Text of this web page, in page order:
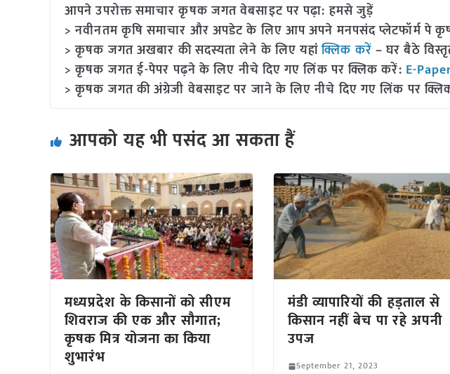
आपने उपरोक्त समाचार कृषक जगत वेबसाइट पर पढ़ा: हमसे जुड़ें
> नवीनतम कृषि समाचार और अपडेट के लिए आप अपने मनपसंद प्लेटफॉर्म पे
> कृषक जगत अखबार की सदस्यता लेने के लिए यहांक्लिक करें – घर बैठे
> कृषक जगत ई-पेपर पढ़ने के लिए नीचे दिए गए लिंक पर क्लिक करें: E-
> कृषक जगत की अंग्रेजी वेबसाइट पर जाने के लिए नीचे दिए गए लिंक पर
आपको यह भी पसंद आ सकता हैं
मध्यप्रदेश के किसानों को सीएम
शिवराज की एक और सौगात;
कृषक मित्र योजना का किया
शुभारंभ
मंडी व्यापारियों की हड़ताल से
किसान नहीं बेच पा रहे अपनी
उपज
September 21, 2023